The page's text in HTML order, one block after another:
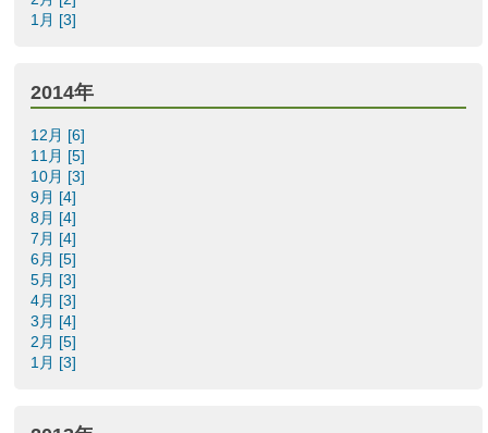
1月 [3]
2014年
12月 [6]
11月 [5]
10月 [3]
9月 [4]
8月 [4]
7月 [4]
6月 [5]
5月 [3]
4月 [3]
3月 [4]
2月 [5]
1月 [3]